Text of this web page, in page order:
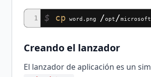
1 $ cp word.png /opt /
Creando el lanzador
El lanzador de aplicación es un